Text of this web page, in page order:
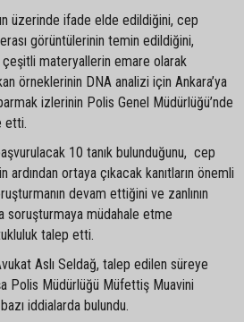
üzerinde ifade elde edildiğini, cep
görüntülerinin temin edildiğini,
çeşitli materyallerin emare olarak
örneklerinin DNA analizi için Ankara’ya
izlerinin Polis Genel Müdürlüğü’nde
etti.
10 tanık bulunduğunu, cep
ardından ortaya çıkacak kanıtların önemli
devam ettiğini ve zanlının
soruşturmaya müdahale etme
talep etti.
Aslı Seldağ, talep edilen süreye
Polis Müdürlüğü Müfettiş Muavini
iddialarda bulundu.